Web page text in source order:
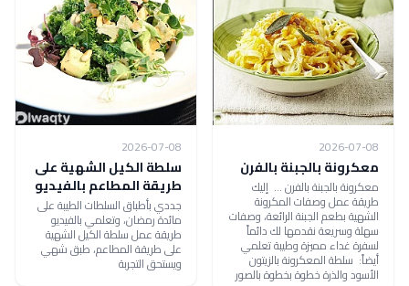
2026-07-08
معكرونة بالجبنة بالفرن
معكرونة بالجبنة بالفرن ... إليك
طريقة عمل وصفات المكرونة
الشهية بطعم الجبنة الرائعة، وصفات
سهلة وسريعة نقدمها لك دائماً
لسفرة غداء مميزة وطيبة تعلمي
أيضاً: سلطة المعكرونة بالزيتون
الأسود والذرة خطوة بخطوة بالصور
2026-07-08
سلطة الكيل الشهية على
طريقة المطاعم بالفيديو
جددي بأطباق السلطات الطيبة على
مائدة رمضان، وتعلمي بالفيديو
طريقة عمل سلطة الكيل الشهية
على طريقة المطاعم، طبق شهي
ويستحق التجربة